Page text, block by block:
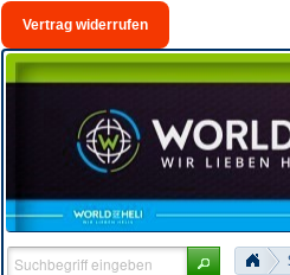
Vertrag widerrufen